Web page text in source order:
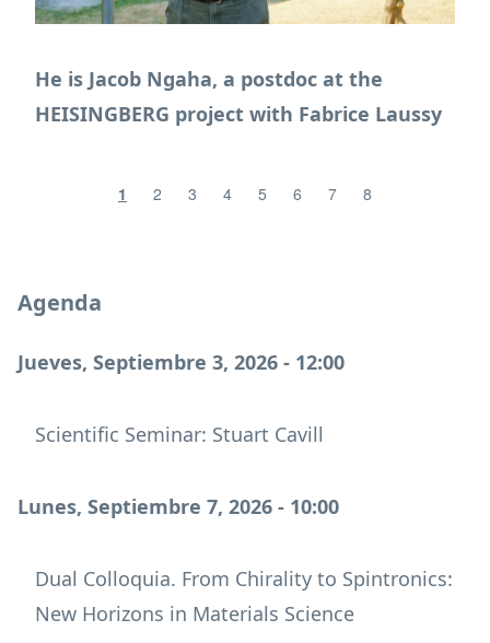
He is Jacob Ngaha, a postdoc at the
HEISINGBERG project with Fabrice Laussy
1 2 3 4 5 6 7 8
Agenda
Jueves, Septiembre 3, 2026 - 12:00
Scientific Seminar: Stuart Cavill
Lunes, Septiembre 7, 2026 - 10:00
Dual Colloquia. From Chirality to Spintronics:
New Horizons in Materials Science